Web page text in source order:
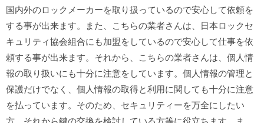
国内外のロックメーカーを取り扱っているので安心して依頼を
する事が出来ます。また、こちらの業者さんは、日本ロックセ
キュリティ協会組合にも加盟をしているので安心して仕事を依
頼する事が出来ます。それから、こちらの業者さんは、個人情
報の取り扱いにも十分に注意をしています。個人情報の管理と
保護だけでなく、個人情報の取得と利用に関しても十分に注意
を払っています。そのため、セキュリティーを万全にしたい
方、それから鍵の交換を検討している方等に役立ちます。ま